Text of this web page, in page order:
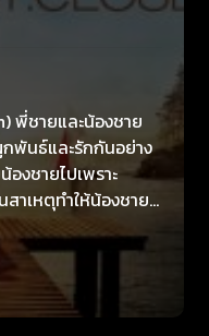
พี่ชายและน้องชาย
พันธ์และรักกันอย่าง
งชายไปเพราะ
สาเหตุทำให้น้องชาย
ความโศรกเศร้านี้ไป
มารถสัมผัสกับ
สัญญาว่าจะรัก
Tess Carroll